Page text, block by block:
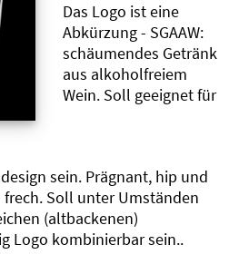
Das Logo ist eine
Abkürzung - SGAAW:
schäumendes Getränk
aus alkoholfreiem
Wein. Soll geeignet für
sein. Prägnant, hip und
Soll unter Umständen
(altbackenen)
Logo kombinierbar sein..